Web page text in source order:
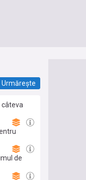
Urmărește
câteva
este
de